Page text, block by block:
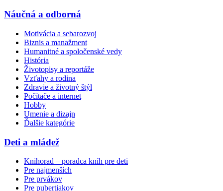
Náučná a odborná
Motivácia a sebarozvoj
Biznis a manažment
Humanitné a spoločenské vedy
História
Životopisy a reportáže
Vzťahy a rodina
Zdravie a životný štýl
Počítače a internet
Hobby
Umenie a dizajn
Ďalšie kategórie
Deti a mládež
Knihorad – poradca kníh pre deti
Pre najmenších
Pre prvákov
Pre pubertiakov